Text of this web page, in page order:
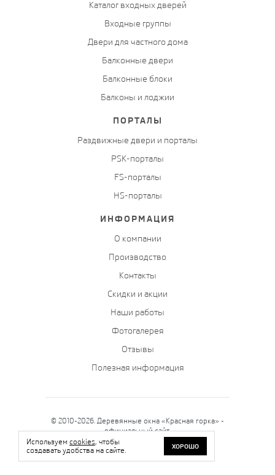
Используем cookies, чтобы
создавать удобства на сайте.
ХОРОШО
Каталог входных дверей
Входные группы
Двери для частного дома
Балконные двери
Балконные блоки
Балконы и лоджии
ПОРТАЛЫ
Раздвижные двери и порталы
PSK-порталы
FS-порталы
HS-порталы
ИНФОРМАЦИЯ
О компании
Производство
Контакты
Скидки и акции
Наши работы
Фотогалерея
Отзывы
Полезная информация
© 2010-2026. Деревянные окна «Красная горка» -
официальный сайт.
Политика конфиденциальности